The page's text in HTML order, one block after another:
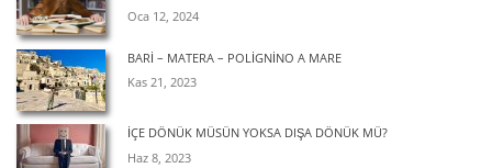
Oca 12, 2024
BARİ – MATERA – POLİGNİNO A MARE
Kas 21, 2023
İÇE DÖNÜK MÜSÜN YOKSA DIŞA DÖNÜK MÜ?
Haz 8, 2023